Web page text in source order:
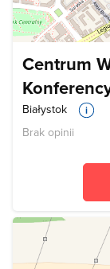
Centrum
Białystok
Brak opinii